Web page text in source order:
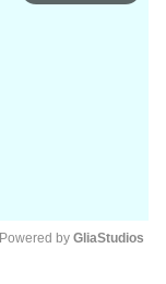
Powered by GliaStudios